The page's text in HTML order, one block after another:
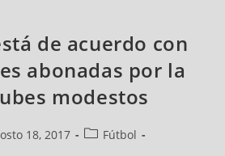
de acuerdo con
abonadas por la
modestos
18, 2017
Fútbol